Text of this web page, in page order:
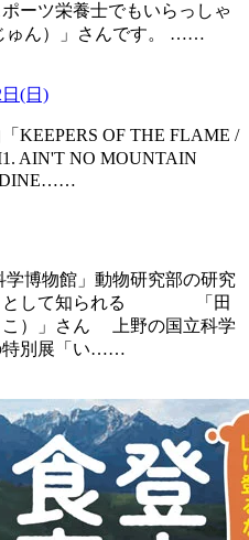
ーツ栄養士でもいらっしゃ
ゅん）」さんです。 ……
(日)
KEEPERS OF THE FLAME /
AIN'T NO MOUNTAIN
博物館」動物研究部の研究
」として知られる 「田
こ）」さん 上野の国立科学
特別展「い……